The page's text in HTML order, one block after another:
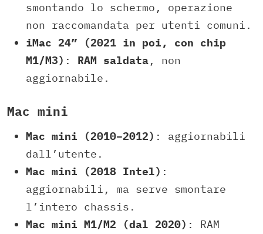
smontando lo schermo, operazione
non raccomandata per utenti comuni.
iMac 24” (2021 in poi, con chip
M1/M3) : RAM saldata, non
aggiornabile.
Mac mini
Mac mini (2010–2012) : aggiornabili
dall’utente.
Mac mini (2018 Intel) :
aggiornabili, ma serve smontare
l’intero chassis.
Mac mini M1/M2 (dal 2020) : RAM